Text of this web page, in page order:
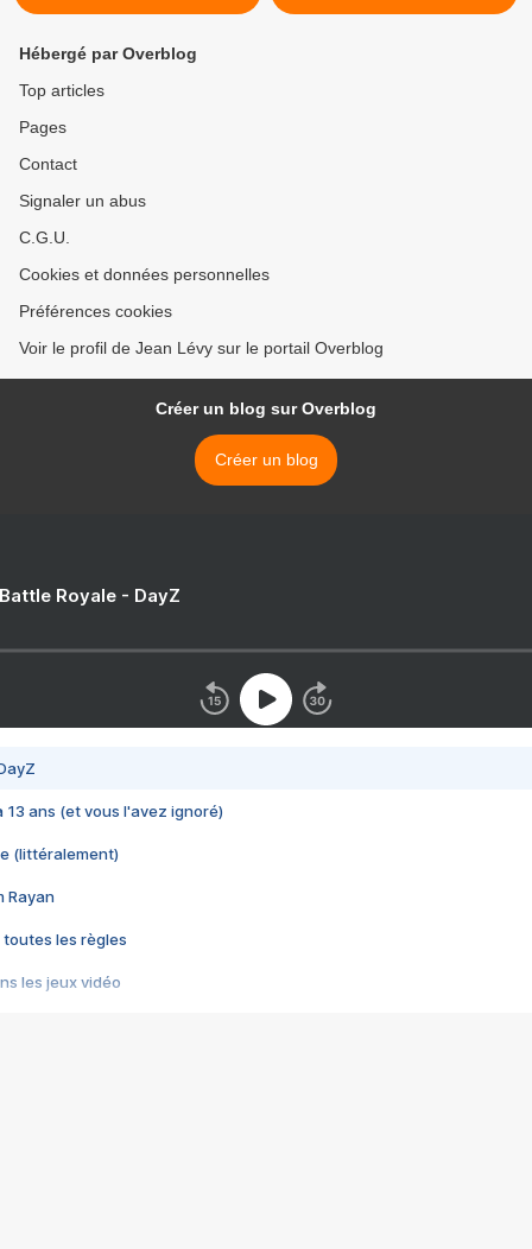
Hébergé par Overblog
Top articles
Pages
Contact
Signaler un abus
C.G.U.
Cookies et données personnelles
Préférences cookies
Voir le profil de Jean Lévy sur le portail Overblog
Créer un blog sur Overblog
Créer un blog
Royale - DayZ
13 ans (et vous l'avez ignoré)
(littéralement)
Rayan
toutes les règles
les jeux vidéo